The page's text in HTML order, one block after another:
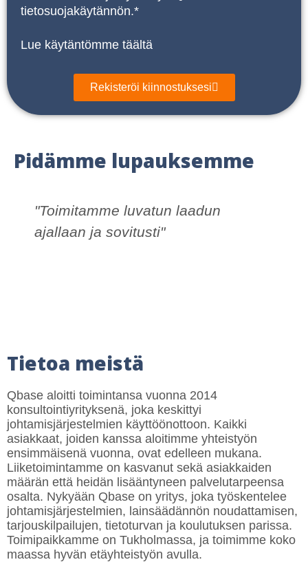
tietosuojakäytännön.*
Lue käytäntömme täältä
Rekisteröi kiinnostuksesi
Pidämme lupauksemme
"Toimitamme luvatun laadun
ajallaan ja sovitusti"
Tietoa meistä
Qbase aloitti toimintansa vuonna 2014
konsultointiyrityksenä, joka keskittyi
johtamisjärjestelmien käyttöönottoon. Kaikki
asiakkaat, joiden kanssa aloitimme yhteistyön
ensimmäisenä vuonna, ovat edelleen mukana.
Liiketoimintamme on kasvanut sekä asiakkaiden
määrän että heidän lisääntyneen palvelutarpeensa
osalta. Nykyään Qbase on yritys, joka työskentelee
johtamisjärjestelmien, lainsäädännön noudattamisen,
tarjouskilpailujen, tietoturvan ja koulutuksen parissa.
Toimipaikkamme on Tukholmassa, ja toimimme koko
maassa hyvän etäyhteistyön avulla.